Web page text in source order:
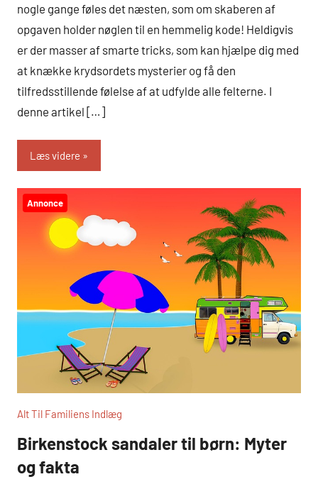
nogle gange føles det næsten, som om skaberen af
opgaven holder nøglen til en hemmelig kode! Heldigvis
er der masser af smarte tricks, som kan hjælpe dig med
at knække krydsordets mysterier og få den
tilfredsstillende følelse af at udfylde alle felterne. I
denne artikel […]
Læs videre
Annonce
Alt Til Familiens Indlæg
Birkenstock sandaler til børn: Myter
og fakta